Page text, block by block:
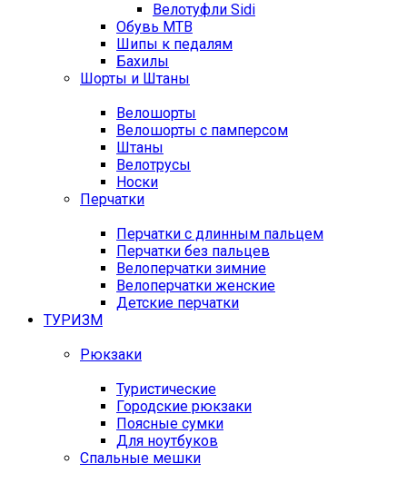
Велотуфли Sidi
Обувь MTB
Шипы к педалям
Бахилы
Шорты и Штаны
Велошорты
Велошорты с памперсом
Штаны
Велотрусы
Носки
Перчатки
Перчатки с длинным пальцем
Перчатки без пальцев
Велоперчатки зимние
Велоперчатки женские
Детские перчатки
ТУРИЗМ
Рюкзаки
Туристические
Городские рюкзаки
Поясные сумки
Для ноутбуков
Спальные мешки